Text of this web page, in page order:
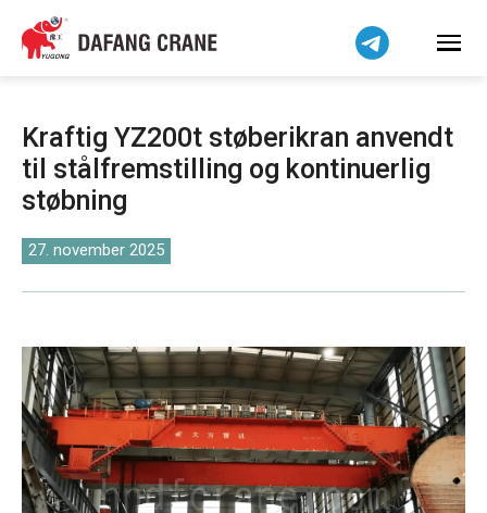
Kraftig YZ200t støberikran anvendt
til stålfremstilling og kontinuerlig
støbning
27. november 2025
हिन्दी
Bahasa Indonesia
简体中文
বাংলা
فارسی
Pilipino
اردو
Čeština
Беларуская мова
Kiswahili
Norsk
O‘zbekcha